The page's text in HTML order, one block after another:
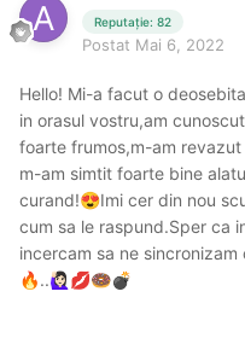
Reputație: 82
Postat Mai 6, 2022
Hello! Mi-a facut o
in orasul vostru,am
foarte frumos,m-am
m-am simtit foarte bine
curand!😍Imi cer din nou
cum sa le raspund.Sper ca
incercam sa ne sincronizam
🔥..🙋🏻‍♀️ 💋🍩💣